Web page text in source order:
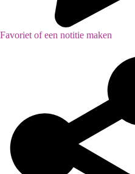
Favoriet of een notitie maken